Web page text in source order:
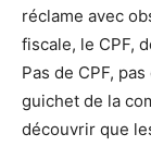
réclame avec
fiscale, le CPF,
Pas de CPF,
guichet de la
découvrir que